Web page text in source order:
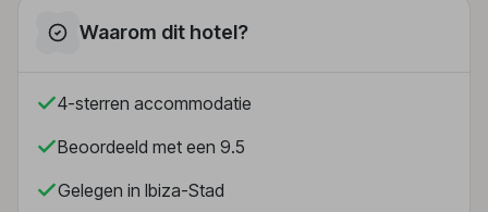
Waarom dit hotel?
4-sterren accommodatie
Beoordeeld met een 9.5
Gelegen in Ibiza-Stad